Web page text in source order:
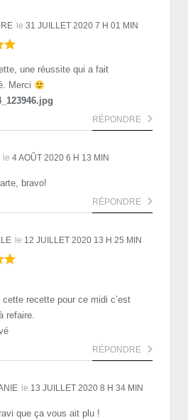
le 31 JUILLET 2020 7 H 01 MIN
une réussite qui a fait
Merci
RÉPONDRE
le 4 AOÛT 2020 6 H 13 MIN
bravo!
RÉPONDRE
le 12 JUILLET 2020 13 H 25 MIN
cette recette pour ce midi c’est
refaire.
RÉPONDRE
le 13 JUILLET 2020 8 H 34 MIN
que ça vous ait plu !